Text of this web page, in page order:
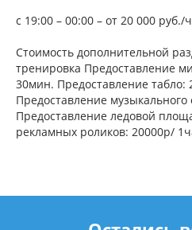
с 19:00 – 00:00 – от 20 000 руб./
Стоимость дополнительной
тренировка Предоставление
30мин. Предоставление табло:
Предоставление
Предоставление ледовой
рекламных роликов: 20000р/